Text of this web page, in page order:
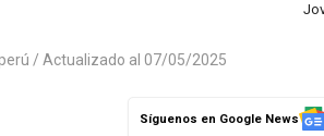
/ Actualizado al 07/05/2025
Síguenos en Google News